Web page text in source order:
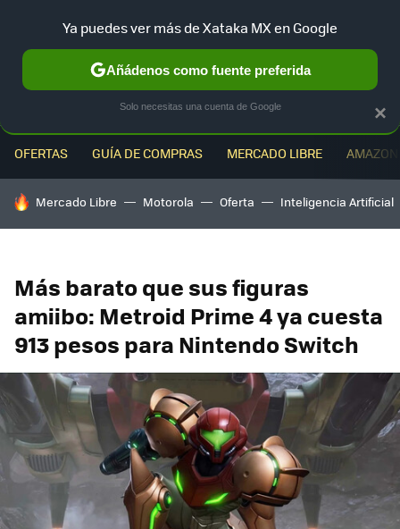
OFERTAS GUÍA DE COMPRAS MERCADO LIBRE
HOY SE HABLA DE
Mercado Libre Motorola Oferta Inteligencia Artificial
Más barato que sus figuras
amiibo: Metroid Prime 4 ya cuesta
913 pesos para Nintendo Switch
×
Ya puedes ver más de Xataka MX en Google
Añádenos como fuente preferida
Solo necesitas una cuenta de Google